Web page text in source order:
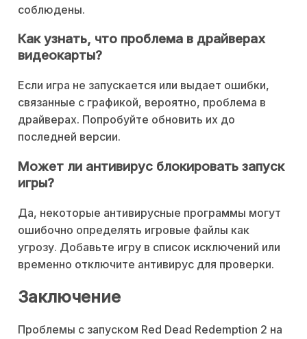
соблюдены.
Как узнать, что проблема в драйверах
видеокарты?
Если игра не запускается или выдает ошибки,
связанные с графикой, вероятно, проблема в
драйверах. Попробуйте обновить их до
последней версии.
Может ли антивирус блокировать запуск
игры?
Да, некоторые антивирусные программы могут
ошибочно определять игровые файлы как
угрозу. Добавьте игру в список исключений или
временно отключите антивирус для проверки.
Заключение
Проблемы с запуском Red Dead Redemption 2 на